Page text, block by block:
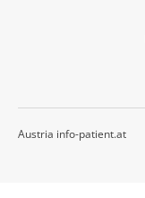
Austria info-patient.at